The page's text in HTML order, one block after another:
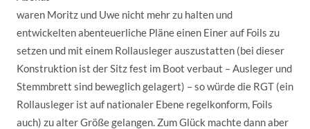
waren Moritz und Uwe nicht mehr zu halten und
entwickelten abenteuerliche Pläne einen Einer auf Foils zu
setzen und mit einem Rollausleger auszustatten (bei dieser
Konstruktion ist der Sitz fest im Boot verbaut – Ausleger und
Stemmbrett sind beweglich gelagert) – so würde die RGT (ein
Rollausleger ist auf nationaler Ebene regelkonform, Foils
auch) zu alter Größe gelangen. Zum Glück machte dann aber